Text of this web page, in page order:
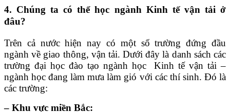
4. Chúng ta có thể học ngành Kinh tế vận tải ở
đâu?
Trên cả nước hiện nay có một số trường đứng đầu
ngành về giao thông, vận tải. Dưới đây là danh sách các
trường đại học đào tạo ngành học Kinh tế vận tải –
ngành học đang làm mưa làm gió với các thí sinh. Đó là
các trường:
– Khu vực miền Bắc: